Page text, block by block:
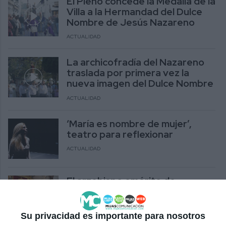
Su privacidad es importante para nosotros
Villa a la Hermandad del Dulce
Nombre de Jesús Nazareno
ACTUALIDAD
La archicofradía del Nazareno
traslada por primera vez la
nueva imagen del Dulce Nombre
ACTUALIDAD
‘María es nombre de mujer’,
teatro para reflexionar
ACTUALIDAD
El arzobispo emérito de
Pamplona bendice la imagen del
Dulce Nombre de Jesús
ACTUALIDAD